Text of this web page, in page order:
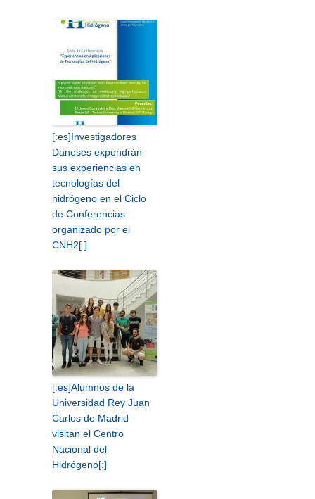
[:es]Investigadores
Daneses expondrán
sus experiencias en
tecnologías del
hidrógeno en el Ciclo
de Conferencias
organizado por el
CNH2[:]
[:es]Alumnos de la
Universidad Rey Juan
Carlos de Madrid
visitan el Centro
Nacional del
Hidrógeno[:]